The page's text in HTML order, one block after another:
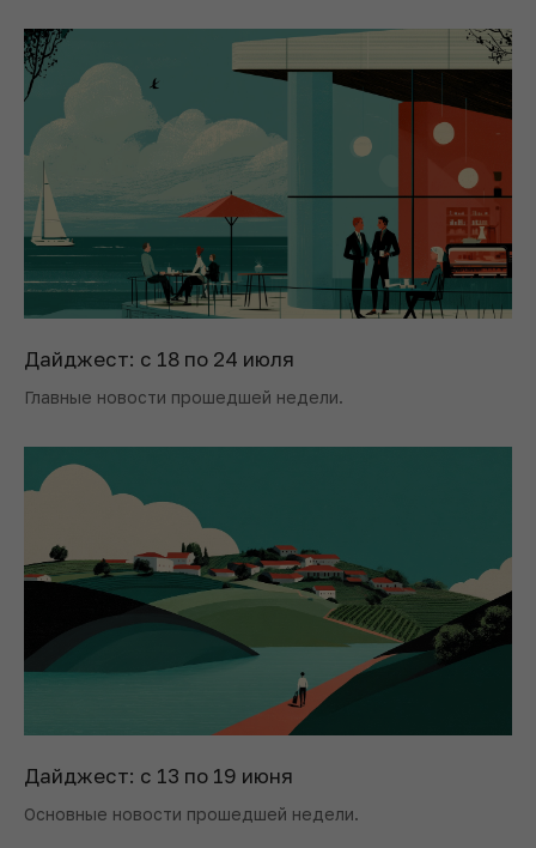
Дайджест: с 18 по 24 июля
Главные новости прошедшей недели.
Дайджест: с 13 по 19 июня
Основные новости прошедшей недели.